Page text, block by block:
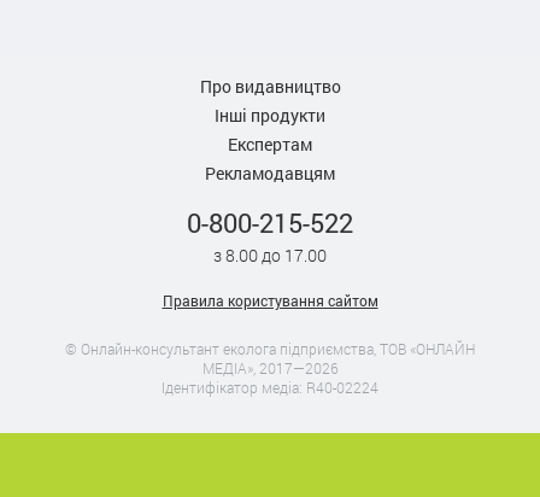
Про видавництво
Інші продукти
Експертам
Рекламодавцям
0-800-215-522
з 8.00 до 17.00
Правила користування сайтом
© Онлайн-консультант еколога підприємства, ТОВ «ОНЛАЙН
МЕДІА», 2017—2026
Ідентифікатор медіа: R40-02224